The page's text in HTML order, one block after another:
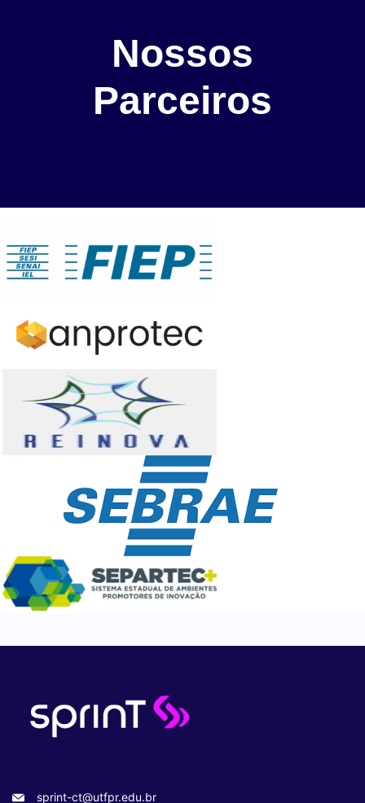
Nossos
Parceiros
sprint-ct@utfpr.edu.br